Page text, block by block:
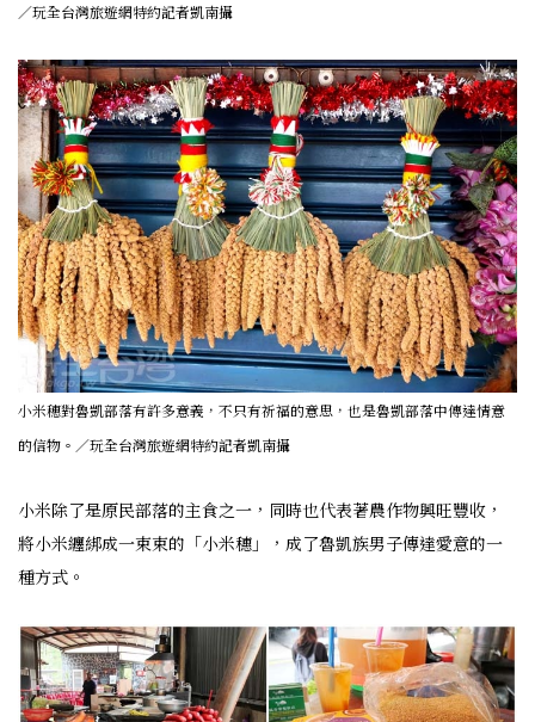
／玩全台灣旅遊網特約記者凱南攝
小米穗對魯凱部落有許多意義，不只有祈福的意思，也是魯凱部落中傳達情意
的信物。／玩全台灣旅遊網特約記者凱南攝
小米除了是原民部落的主食之一，同時也代表著農作物興旺豐收，
將小米纏綁成一束束的「小米穗」，成了魯凱族男子傳達愛意的一
種方式。